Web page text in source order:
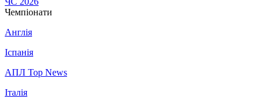
Чемпіонати
Англія
Іспанія
АПЛ Top News
Італія